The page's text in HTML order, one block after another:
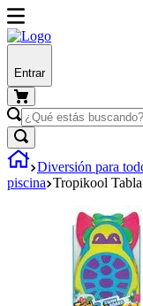
Entrar
Diversión para
piscina Tropikool